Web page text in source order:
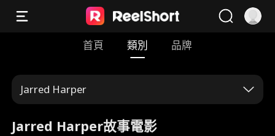
首頁 類別 品牌
Jarred Harper
Jarred Harper故事電影